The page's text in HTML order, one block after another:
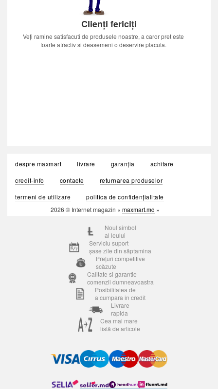
Clienți fericiți
Veți ramine satisfacuti de produsele noastre, a caror pret este
foarte atractiv si deasemeni o deservire placuta.
despre maxmart livrare garanția
achitare
credit-info
contacte
returnarea produselor
termeni de utilizare
politica de confidențialitate
2026 © Internet magazin « maxmart.md »
Noul simbol
al leului
Serviciu suport
șase zile din săptamina
Prețuri competitive
scăzute
Calitate si garantie
comenzii dumneavoastra
Posibilitatea de
a cumpara in credit
Livrare
rapida
Cea mai mare
listă de articole